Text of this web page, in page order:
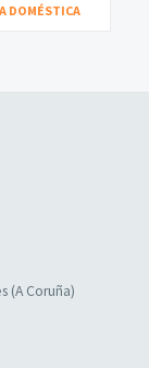
DOMÉSTICA
(A Coruña)